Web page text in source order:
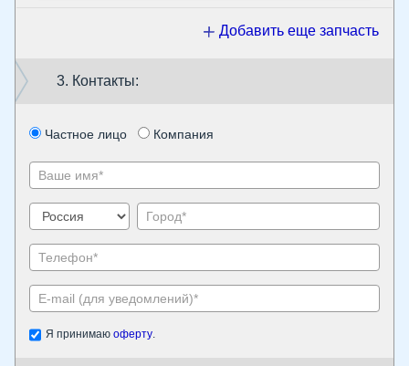
Добавить еще запчасть
3. Контакты:
Частное лицо Компания
Я принимаю оферту.